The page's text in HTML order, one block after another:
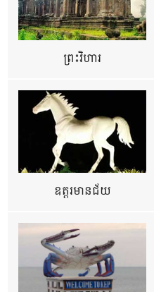
ព្រះវិហារ
ឧត្ដរមានជ័យ